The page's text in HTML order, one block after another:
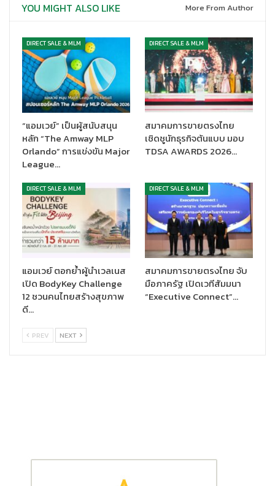
การสร้างความเป็น “เจ้าของแบรนด์” อย่างยั่งยืน โดยปัจจุบันบริษัทมี
แบรนด์ และเป็นของดาราอีก 2 แบรนด์ มีทั้งไลน์สินค้าผลิตภัณฑ์เสริม
อาหาร กาแฟ เซรั่ม เป็นต้น อีกทั้งด้วยความต้องการสูงบริษัทได้ตั้ง
เป้าหมายขยับเพิ่มของการปั้นเจ้าของแบรนด์สินค้าใหม่ ภายในสิ้นปีนี้
ให้ครบ 10 แบรนด์สินค้า ทั้งเป็นของดาราและนักธุรกิจ ขณะนี้ได้มีการ
เจราจาแล้วระดับหนึ่ง
“แม้เราเป็นบริษัทใหม่ แต่ด้วยศักยภาพความแกร่งทางธุรกิจทำให้เกิด
โอกาสดีๆ เกิดขึ้นมากมาย ขณะนี้มีนักธุรกิจหลายท่านให้ความสนใจ แต่
ทั้งนี้ต้องพิจาณาคุณสมบัติความพร้อมด้านต่างๆ ตามเงื่อนไขที่กำหนด
ไว้ จึงจะสามารถเป็นเจ้าของแบรนด์สินค้าได้ ต้องทำให้ทุกอย่างถูกต้อง
เพื่อสร้างความมั่นคงระยะยาวทั้งของบริษัทและนักธุรกิจ”
CEOอัครวัฒน์กล่าวต่อว่า สิ่งที่ผู้ลงทุนหรือเจ้าของแบรนด์ได้รับ คือ
บริษัทวางแผนการตลาดให้ทั้งหมด การขอใบอนุญาตการโฆษณา ผ่าน
สื่อต่างๆ อย่างครอบคลุม การสนับสนุนสื่อออนไลน์ยอดนิยม เป็นต้น
ภายใต้งบการลงทุน 1 ล้านบาท โดยให้สิทธิ์สมาชิกบริษัทที่ผ่าน
คุณสมบัติ การร่วมทีมเพื่อสร้างแบรนด์ตัวเอง นอกจากนี้เพื่อผลักดัน
ให้สมาชิกเครือข่ายประสบความสำเร็จเร็วบริษัทได้มีการปรับแผน
ธุรกิจใหม่ราวต้นปีซึ่งได้รับกระแสตอบรับที่ดีเช่นกัน รวมถึงการขยาย
ตลาดต่างประเทศเขต AEC ในอนาคตหลังวิกฤติโควิดจบ
YOU MIGHT ALSO LIKE More From Author
DIRECT SALE & MLM
“แอมเวย์” เป็นผู้สนับสนุน
หลัก “The Amway MLP
Orlando” การแข่งขัน Major
League…
DIRECT SALE & MLM
สมาคมการขายตรงไทย
เชิดชูนักธุรกิจต้นแบบ มอบ
TDSA AWARDS 2026…
DIRECT SALE & MLM
แอมเวย์ ตอกย้ำผู้นำเวลเนส
เปิด BodyKey Challenge
12 ชวนคนไทยสร้างสุขภาพ
ดี…
DIRECT SALE & MLM
สมาคมการขายตรงไทย จับ
มือภาครัฐ เปิดเวทีสัมมนา
“Executive Connect”…
PREV NEXT